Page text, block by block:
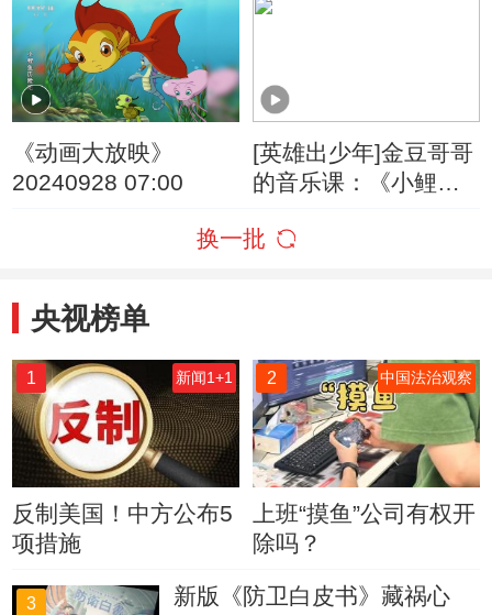
《动画大放映》
20240928 07:00
[英雄出少年]金豆哥哥
的音乐课：《小鲤鱼
换一批
央视榜单
1 新闻1+1
反制美国！中方公布5
项措施
2 中国法治观察
上班“摸鱼”公司有权开
除吗？
3 新版《防卫白皮书》藏祸心